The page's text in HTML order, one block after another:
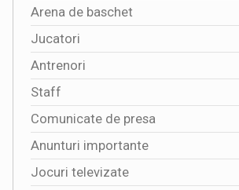
Arena de baschet
Jucatori
Antrenori
Staff
Comunicate de presa
Anunturi importante
Jocuri televizate